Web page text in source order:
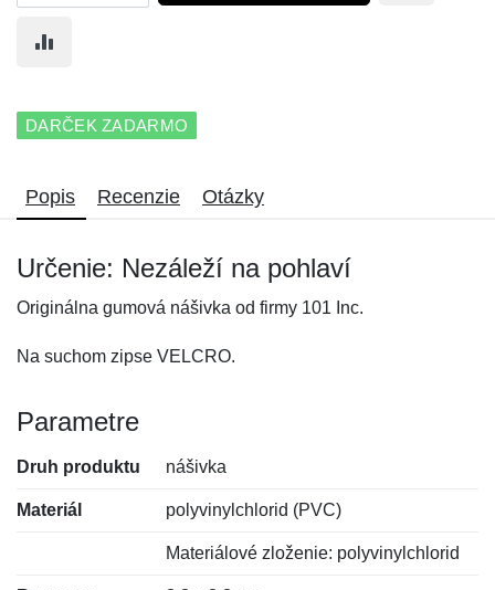
DARČEK ZADARMO
Popis Recenzie Otázky
Určenie: Nezáleží na pohlaví
Originálna gumová nášivka od firmy 101 Inc.
Na suchom zipse VELCRO.
Parametre
Druh produktu nášivka
Materiál polyvinylchlorid (PVC)
Materiálové zloženie: polyvinylchlorid